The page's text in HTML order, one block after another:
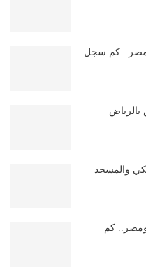
ومصر.. كم سجل
والمسجد
ومصر.. كم